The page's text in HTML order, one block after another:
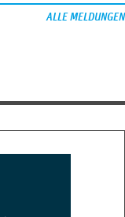
ALLE MELDUNGEN